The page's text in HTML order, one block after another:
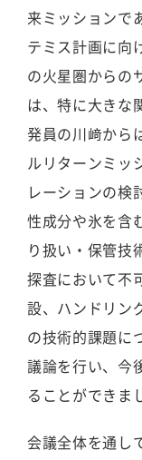
来ミッションで
テミス計画に向
の火星圏からの
は、特に大きな
発員の川﨑から
ルリターンミッ
レーションの検
性成分や氷を含
り扱い・保管技
探査において不
設、ハンドリン
の技術的課題に
議論を行い、今
ることができま
会議全体を通し